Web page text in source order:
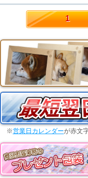
1
※営業日カレンダーが赤文